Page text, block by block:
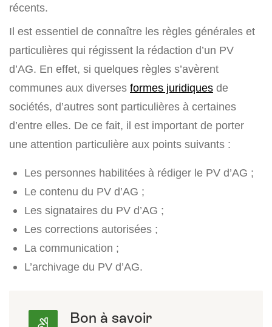
récents.
Il est essentiel de connaître les règles générales et
particulières qui régissent la rédaction d’un PV
d’AG. En effet, si quelques règles s’avèrent
communes aux diverses formes juridiques de
sociétés, d’autres sont particulières à certaines
d’entre elles. De ce fait, il est important de porter
une attention particulière aux points suivants :
Les personnes habilitées à rédiger le PV d’AG ;
Le contenu du PV d’AG ;
Les signataires du PV d’AG ;
Les corrections autorisées ;
La communication ;
L’archivage du PV d’AG.
Bon à savoir